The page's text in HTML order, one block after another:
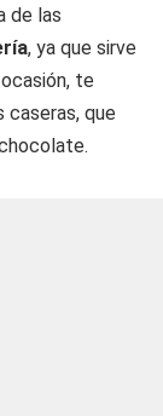
de las
, ya que sirve
te
caseras, que